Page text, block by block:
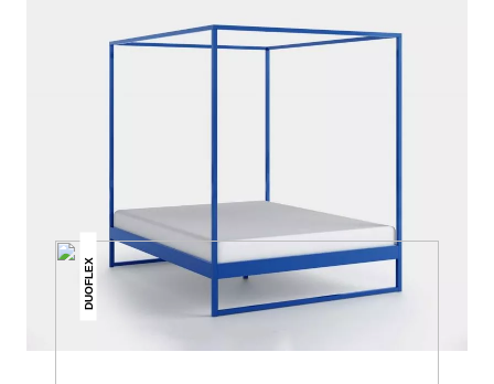
GEFALLEN
DUOFLEX